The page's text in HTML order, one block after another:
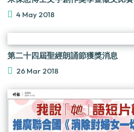
4 May 2018
第二十四屆聖經朗誦節獲獎消息
26 Mar 2018